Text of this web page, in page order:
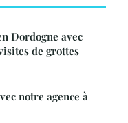
Dordogne avec
de grottes
notre agence à